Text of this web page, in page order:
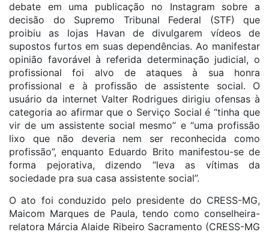
debate em uma publicação no Instagram sobre a
decisão do Supremo Tribunal Federal (STF) que
proibiu as lojas Havan de divulgarem vídeos de
supostos furtos em suas dependências. Ao manifestar
opinião favorável à referida determinação judicial, o
profissional foi alvo de ataques à sua honra
profissional e à profissão de assistente social. O
usuário da internet Valter Rodrigues dirigiu ofensas à
categoria ao afirmar que o Serviço Social é “tinha que
vir de um assistente social mesmo” e “uma profissão
lixo que não deveria nem ser reconhecida como
profissão”, enquanto Eduardo Brito manifestou-se de
forma pejorativa, dizendo “leva as vítimas da
sociedade pra sua casa assistente social”.
O ato foi conduzido pelo presidente do CRESS-MG,
Maicom Marques de Paula, tendo como conselheira-
relatora Márcia Alaide Ribeiro Sacramento (CRESS-MG